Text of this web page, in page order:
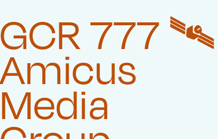
GCR 777 🛰️‍
Amicus
Media